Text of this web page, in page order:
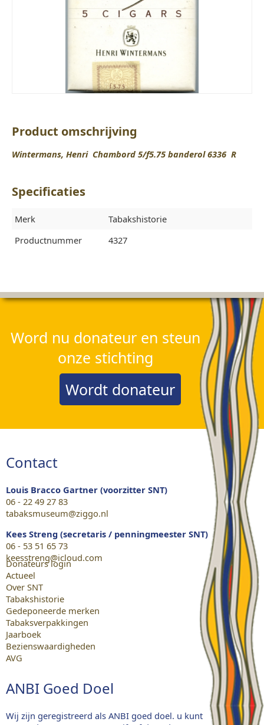
Product omschrijving
Wintermans, Henri Chambord 5/f5.75 banderol 6336 R
Specificaties
Merk
Tabakshistorie
Productnummer
4327
Word nu donateur en steun
onze stichting
Wordt donateur
Contact
Louis Bracco Gartner (voorzitter SNT)
06 - 22 49 27 83
tabaksmuseum@ziggo.nl
Kees Streng (secretaris / penningmeester SNT)
06 - 53 51 65 73
keesstreng@icloud.com
Donateurs login
Actueel
Over SNT
Tabakshistorie
Gedeponeerde merken
Tabaksverpakkingen
Jaarboek
Bezienswaardigheden
AVG
ANBI Goed Doel
Wij zijn geregistreerd als ANBI goed doel. u kunt